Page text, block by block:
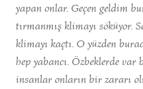
yapan onlar. Geçen geldim
tırmanmış klimayı söküyor.
klimayı kaçtı. O yüzden
hep yabancı. Özbeklerde
insanlar onların bir zararı